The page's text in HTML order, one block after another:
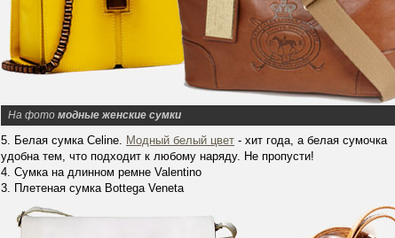
На фото модные женские сумки
5. Белая сумка Celine. Модный белый цвет - хит года, а белая сумочка
удобна тем, что подходит к любому наряду. Не пропусти!
4. Сумка на длинном ремне Valentino
3. Плетеная сумка Bottega Veneta